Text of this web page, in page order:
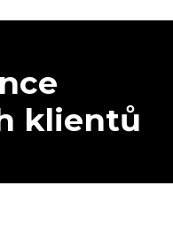
klientů